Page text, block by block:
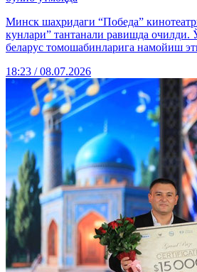
Минск шаҳридаги “Победа”
кунлари” тантанали равишда очилди.
беларус томошабинларига намойиш
18:23 / 08.07.2026